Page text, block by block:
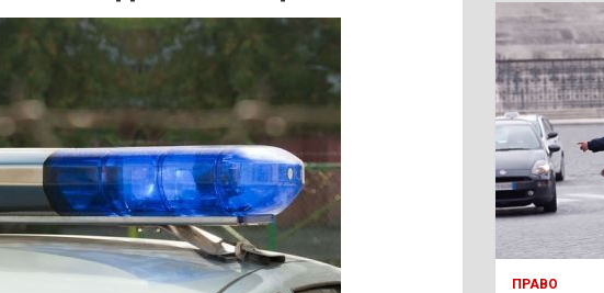
к
ПРАВО